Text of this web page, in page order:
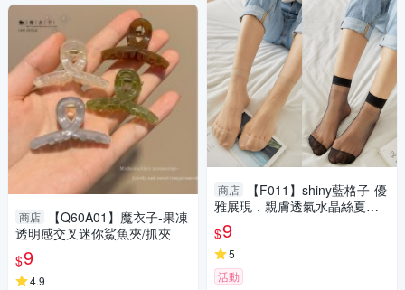
商店
【Q60A01】魔衣子-果凍
透明感交叉迷你鯊魚夾/抓夾
$9
4.9
商店
【F011】shiny藍格子-優
雅展現．親膚透氣水晶絲夏日
隱形短絲襪
$9
5
活動